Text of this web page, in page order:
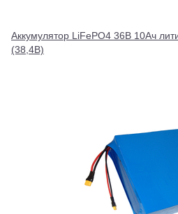
Аккумулятор LiFePO4 36В 10Ач
(38,4В)